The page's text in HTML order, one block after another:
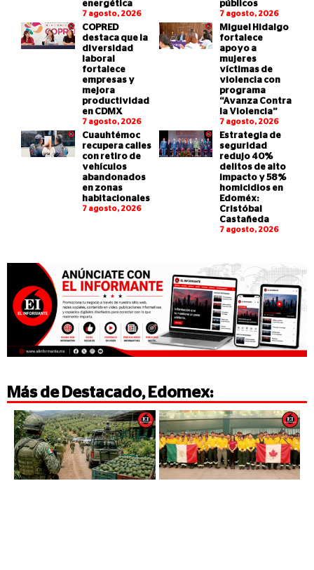
energética
7 agosto, 2026
públicos
7 agosto, 2026
COPRED
destaca que la
diversidad
laboral
fortalece
empresas y
mejora
productividad
en CDMX
7 agosto, 2026
Miguel Hidalgo
fortalece
apoyo a
mujeres
víctimas de
violencia con
programa
“Avanza Contra
la Violencia”
7 agosto, 2026
Cuauhtémoc
recupera calles
con retiro de
vehículos
abandonados
en zonas
habitacionales
7 agosto, 2026
Estrategia de
seguridad
redujo 40%
delitos de alto
impacto y 58%
homicidios en
Edoméx:
Cristóbal
Castañeda
7 agosto, 2026
Más de Destacado, Edomex: